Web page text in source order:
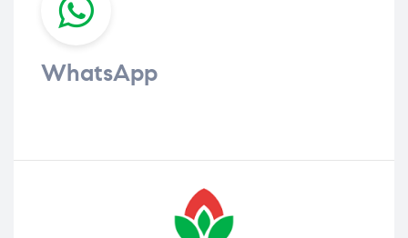
WhatsApp